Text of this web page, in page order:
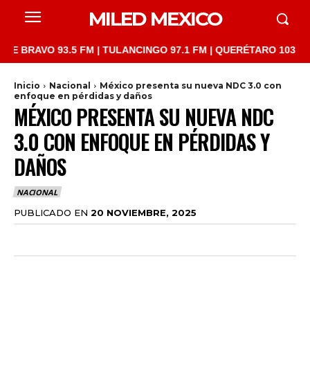
MILED MEXICO
93.5 FM | TULANCINGO 97.1 FM | QUERÉTARO 103.1
Inicio Nacional
México presenta su nueva NDC 3.0 con
enfoque en pérdidas y daños
MÉXICO PRESENTA SU NUEVA NDC
3.0 CON ENFOQUE EN PÉRDIDAS Y
DAÑOS
NACIONAL
PUBLICADO EN 20 NOVIEMBRE, 2025